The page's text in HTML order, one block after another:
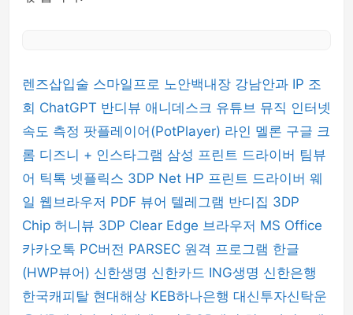
렌즈삽입술 스마일프로 노안백내장 강남안과 IP 조
회 ChatGPT 반디뷰 애니데스크 유튜브 뮤직 인터넷
속도 측정 팟플레이어(PotPlayer) 라인 멜론 구글 크
롬 디즈니 + 인스타그램 삼성 프린트 드라이버 팀뷰
어 틱톡 넷플릭스 3DP Net HP 프린트 드라이버 웨
일 웹브라우저 PDF 뷰어 텔레그램 반디집 3DP
Chip 허니뷰 3DP Clear Edge 브라우저 MS Office
카카오톡 PC버전 PARSEC 원격 프로그램 한글
(HWP뷰어) 신한생명 신한카드 ING생명 신한은행
한국캐피탈 현대해상 KEB하나은행 대신투자신탁운